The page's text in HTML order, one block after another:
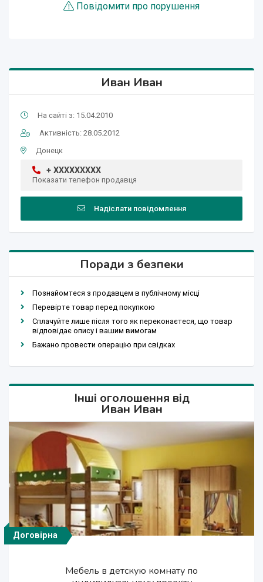
Повідомити про порушення
Иван Иван
На сайті з: 15.04.2010
Активність: 28.05.2012
Донецк
+ XXXXXXXXX
Показати телефон продавця
Надіслати повідомлення
Поради з безпеки
Познайомтеся з продавцем в публічному місці
Перевірте товар перед покупкою
Сплачуйте лише після того як переконаєтеся, що товар
відповідає опису і вашим вимогам
Бажано провести операцію при свідках
Інші оголошення від
Иван Иван
Договірна
Изготовление акустических систем HI-FI, HI-
Договірна
Изготовление мебели в прихожую
Договірна
Мебель в кабинет, офис по индивидуальному
Договірна
Мебель в детскую комнату по
Договірна
Ремонт и реставрация корпусов акустики.
Договірна
Изготовление акустических систем HI-FI, HI-
Договірна
Изготовление мебели в прихожую